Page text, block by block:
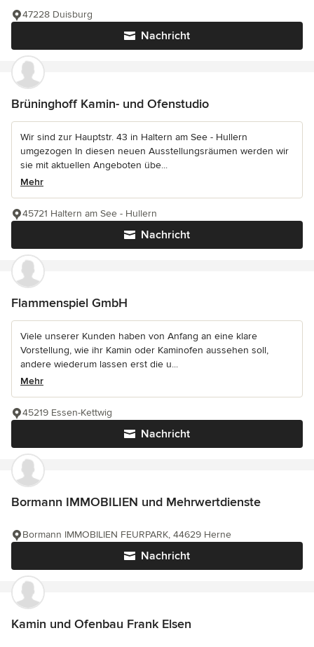
Nachricht
47228 Duisburg
Brüninghoff Kamin- und Ofenstudio
Wir sind zur Hauptstr. 43 in Haltern am See - Hullern
umgezogen In diesen neuen Ausstellungsräumen werden wir
sie mit aktuellen Angeboten übe...
Mehr
Nachricht
45721 Haltern am See - Hullern
Flammenspiel GmbH
Viele unserer Kunden haben von Anfang an eine klare
Vorstellung, wie ihr Kamin oder Kaminofen aussehen soll,
andere wiederum lassen erst die u...
Mehr
Nachricht
45219 Essen-Kettwig
Bormann IMMOBILIEN und Mehrwertdienste
Nachricht
Bormann IMMOBILIEN FEURPARK, 44629 Herne
Kamin und Ofenbau Frank Elsen